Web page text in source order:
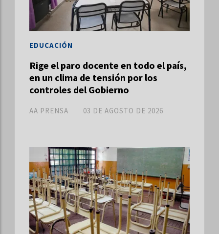
Rige el paro docente en todo el país,
en un clima de tensión por los
controles del Gobierno
AA PRENSA
EDUCACIÓN
03 DE AGOSTO DE 2026